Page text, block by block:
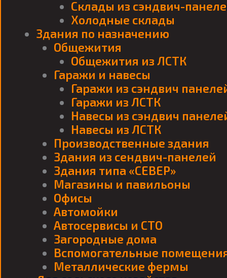
Склады из сэндвич-
Холодные склады
Здания по назначению
Общежития
Общежития из ЛСТК
Гаражи и навесы
Гаражи из сэндвич
Гаражи из ЛСТК
Навесы из сэндвич
Навесы из ЛСТК
Производственные здания
Здания из сендвич-панелей
Здания типа «СЕВЕР»
Магазины и павильоны
Офисы
Автомойки
Автосервисы и СТО
Загородные дома
Вспомогательные
Металлические фермы